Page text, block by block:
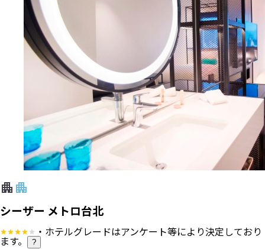
シーザー メトロ台北
・ホテルグレードはアンケート等により決定しており
ます。 ?